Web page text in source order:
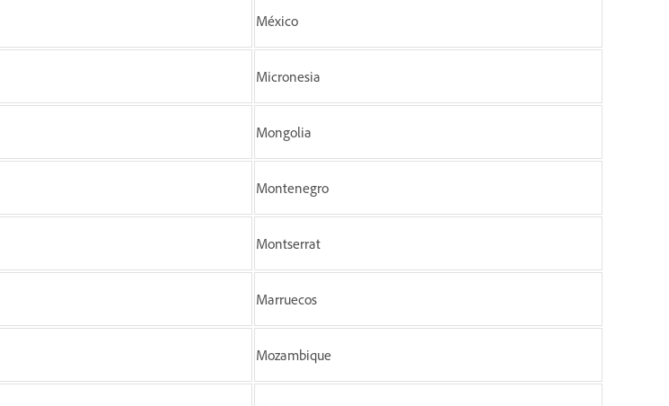
México
Micronesia
Mongolia
Montenegro
Montserrat
Marruecos
Mozambique